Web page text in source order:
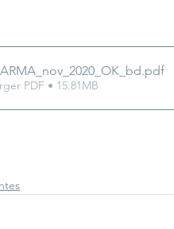
.pdf
PDF • 15.81MB